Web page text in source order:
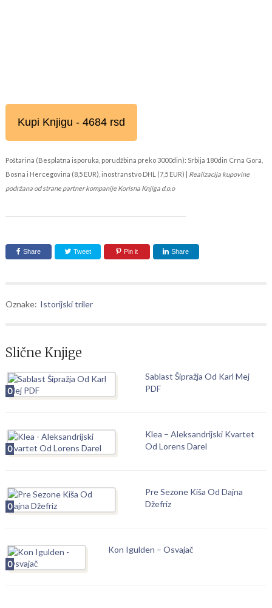
Kupi Knjigu - 4684 rsd
Poštarina (Besplatna isporuka, porudžbina preko 3000din): Srbija 180din Crna Gora,
Bosna i Hercegovina (8,5 EUR), inostranstvo DHL (7,5 EUR) | Realizacija kupovine
podržana od strane partner kompanije Korisna Knjiga d.o.o
Share Tweet Pin it Share
Oznake: Istorijski triler
Slične Knjige
0
Sablast Šipražja Od Karl Mej
PDF
0
Klea – Aleksandrijski Kvartet
Od Lorens Darel
0
Pre Sezone Kiša Od Dajna
Džefriz
0
Kon Igulden – Osvajač